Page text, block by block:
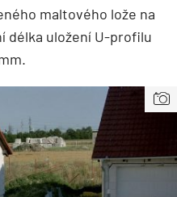
maltového lože na
délka uložení U-profilu